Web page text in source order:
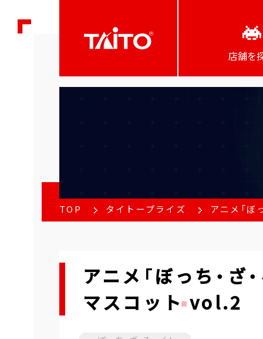
店舗を
TOP タイトープライズ アニメ「
アニメ「ぼっち・ざ
マスコット vol.2